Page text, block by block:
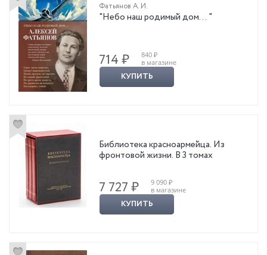
Фатьянов А. И.
"Небо наш родимый дом… "
714 ₽
840 ₽
в магазине
КУПИТЬ
Библиотека красноармейца. Из
фронтовой жизни. В 3 томах
7 727 ₽
9 090 ₽
в магазине
КУПИТЬ